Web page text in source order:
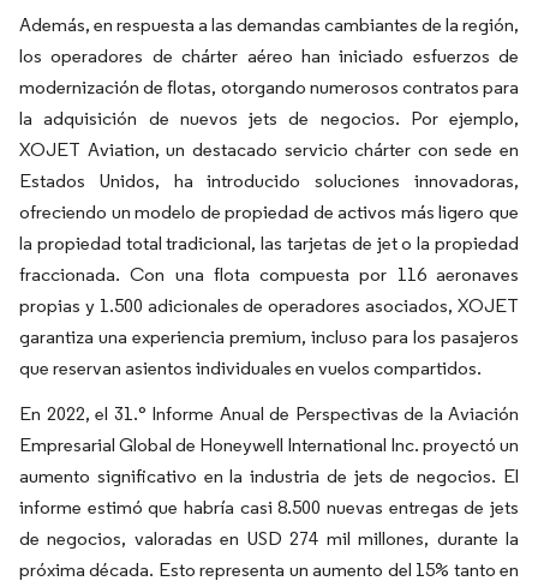
Además, en respuesta a las demandas cambiantes de la región,
los operadores de chárter aéreo han iniciado esfuerzos de
modernización de flotas, otorgando numerosos contratos para
la adquisición de nuevos jets de negocios. Por ejemplo,
XOJET Aviation, un destacado servicio chárter con sede en
Estados Unidos, ha introducido soluciones innovadoras,
ofreciendo un modelo de propiedad de activos más ligero que
la propiedad total tradicional, las tarjetas de jet o la propiedad
fraccionada. Con una flota compuesta por 116 aeronaves
propias y 1.500 adicionales de operadores asociados, XOJET
garantiza una experiencia premium, incluso para los pasajeros
que reservan asientos individuales en vuelos compartidos.
En 2022, el 31.° Informe Anual de Perspectivas de la Aviación
Empresarial Global de Honeywell International Inc. proyectó un
aumento significativo en la industria de jets de negocios. El
informe estimó que habría casi 8.500 nuevas entregas de jets
de negocios, valoradas en USD 274 mil millones, durante la
próxima década. Esto representa un aumento del 15% tanto en